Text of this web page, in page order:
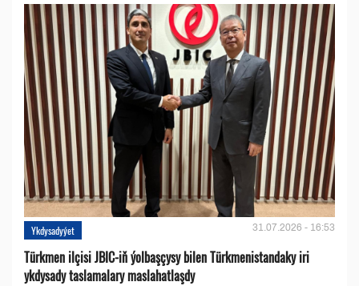
Ykdysadyýet 31.07.2026 - 16:53
Türkmen ilçisi JBIC-iň ýolbaşçysy bilen Türkmenistandaky iri
ykdysady taslamalary maslahatlaşdy